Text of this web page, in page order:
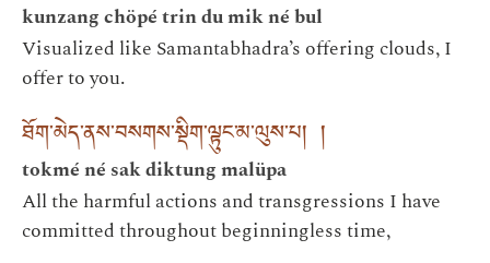
kunzang chöpé trin du mik né bul
Visualized like Samantabhadra’s offering clouds, I
offer to you.
ཐོག་མེད་ནས་བསགས་སྡིག་ལྟུང་མ་ལུས་པ། །
tokmé né sak diktung malüpa
All the harmful actions and transgressions I have
committed throughout beginningless time,